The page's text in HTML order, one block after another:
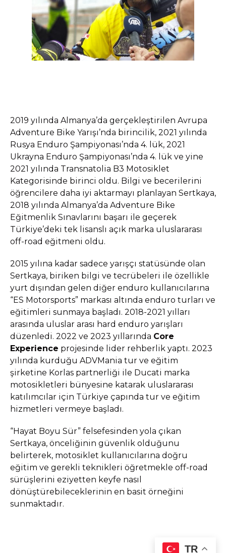
2019 yılında Almanya’da gerçekleştirilen Avrupa
Adventure Bike Yarışı’nda birincilik, 2021 yılında
Rusya Enduro Şampiyonası’nda 4. lük, 2021
Ukrayna Enduro Şampiyonası’nda 4. lük ve yine
2021 yılında Transnatolia B3 Motosiklet
Kategorisinde birinci oldu. Bilgi ve becerilerini
öğrencilere daha iyi aktarmayı planlayan Sertkaya,
2018 yılında Almanya’da Adventure Bike
Eğitmenlik Sınavlarını başarı ile geçerek
Türkiye’deki tek lisanslı açık marka uluslararası
off-road eğitmeni oldu.
2015 yılına kadar sadece yarışçı statüsünde olan
Sertkaya, biriken bilgi ve tecrübeleri ile özellikle
yurt dışından gelen diğer enduro kullanıcılarına
“ES Motorsports” markası altında enduro turları ve
eğitimleri sunmaya başladı. 2018-2021 yılları
arasında uluslar arası hard enduro yarışları
düzenledi. 2022 ve 2023 yıllarında Core
Experience projesinde lider rehberlik yaptı. 2023
yılında kurduğu ADVMania tur ve eğitim
şirketine Korlas partnerliği ile Ducati marka
motosikletleri bünyesine katarak uluslararası
katılımcılar için Türkiye çapında tur ve eğitim
hizmetleri vermeye başladı.
“Hayat Boyu Sür” felsefesinden yola çıkan
Sertkaya, önceliğinin güvenlik olduğunu
belirterek, motosiklet kullanıcılarına doğru
eğitim ve gerekli teknikleri öğretmekle off-road
sürüşlerini eziyetten keyfe nasıl
dönüştürebileceklerinin en basit örneğini
sunmaktadır.
TR